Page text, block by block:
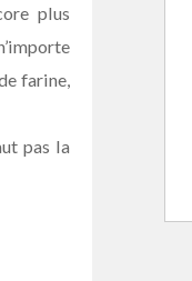
plus
farine,
pas la